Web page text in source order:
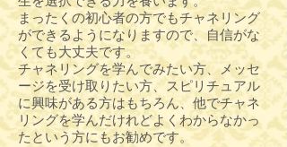
まったくの初心者の方でもチャネリング
ができるようになりますので、自信がな
くても大丈夫です。
チャネリングを学んでみたい方、メッセ
ージを受け取りたい方、スピリチュアル
に興味がある方はもちろん、他でチャネ
リングを学んだけれどよくわからなかっ
たという方にもお勧めです。